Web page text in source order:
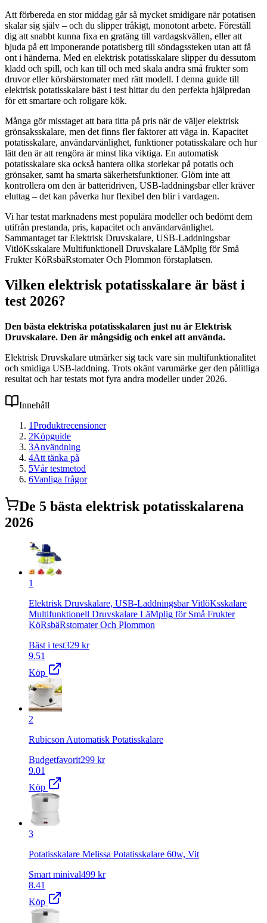
Att förbereda en stor middag går så mycket smidigare när potatisen
skalar sig själv – och du slipper tråkigt, monotont arbete. Föreställ
dig att snabbt kunna fixa en gratäng till vardagskvällen, eller att
bjuda på ett imponerande potatisberg till söndagssteken utan att få
ont i händerna. Med en elektrisk potatisskalare slipper du dessutom
kladd och spill, och kan till och med skala andra små frukter som
druvor eller körsbärstomater med rätt modell. I denna guide till
elektrisk potatisskalare bäst i test hittar du den perfekta hjälpredan
för ett smartare och roligare kök.
Många gör misstaget att bara titta på pris när de väljer elektrisk
grönsaksskalare, men det finns fler faktorer att väga in. Kapacitet
potatisskalare, användarvänlighet, funktioner potatisskalare och hur
lätt den är att rengöra är minst lika viktiga. En automatisk
potatisskalare ska också hantera olika storlekar på potatis och
grönsaker, samt ha smarta säkerhetsfunktioner. Glöm inte att
kontrollera om den är batteridriven, USB-laddningsbar eller kräver
eluttag – det kan påverka hur flexibel den blir i vardagen.
Vi har testat marknadens mest populära modeller och bedömt dem
utifrån prestanda, pris, kapacitet och användarvänlighet.
Sammantaget tar Elektrisk Druvskalare, USB-Laddningsbar
VitlöKsskalare Multifunktionell Druvskalare LäMplig för Små
Frukter KöRsbäRstomater Och Plommon förstaplatsen.
Vilken elektrisk potatisskalare är bäst i
test 2026?
Den bästa elektriska potatisskalaren just nu är Elektrisk
Druvskalare. Den är mångsidig och enkel att använda.
Elektrisk Druvskalare utmärker sig tack vare sin multifunktionalitet
och smidiga USB-laddning. Trots okänt varumärke ger den pålitliga
resultat och har testats mot fyra andra modeller under 2026.
Innehåll
1Produktrecensioner
2Köpguide
3Användning
4Att tänka på
5Vår testmetod
6Vanliga frågor
De 5 bästa elektrisk potatisskalarena
2026
1
Elektrisk Druvskalare, USB-Laddningsbar VitlöKsskalare
Multifunktionell Druvskalare LäMplig för Små Frukter
KöRsbäRstomater Och Plommon
Bäst i test329 kr
9.51
Köp
2
Rubicson Automatisk Potatisskalare
Budgetfavorit299 kr
9.01
Köp
3
Potatisskalare Melissa Potatisskalare 60w, Vit
Smart minival499 kr
8.41
Köp